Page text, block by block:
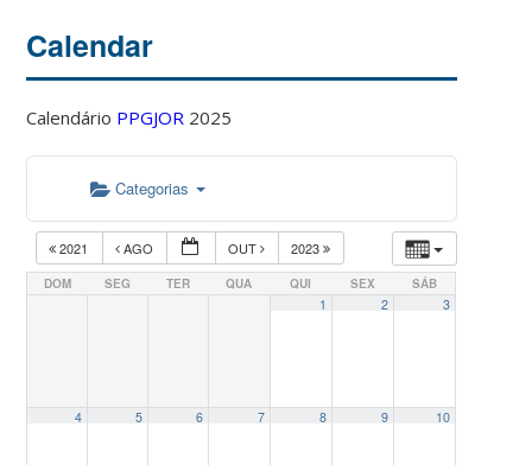
Calendar
Calendário PPGJOR 2025
Categorias
2021 AGO OUT 2023
DOM SEG TER QUA QUI SEX SÁB
1 2 3
4 5 6 7 8 9 10